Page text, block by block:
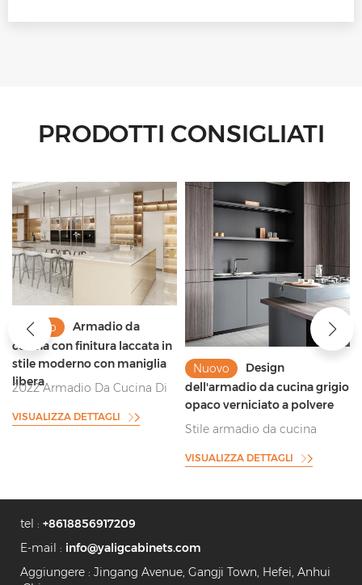
PRODOTTI CONSIGLIATI
Nuovo
Armadio da
cucina con finitura laccata in
stile moderno con maniglia
libera
2022 Armadio Da Cucina Di
Super Bello
VISUALIZZA DETTAGLI
Nuovo
Design
dell'armadio da cucina grigio
opaco verniciato a polvere
Stile armadio da cucina
anti-impronta
VISUALIZZA DETTAGLI
tel : +8618856917209
E-mail : info@yaligcabinets.com
Aggiungere : Jingang Avenue, Gangji Town, Hefei, Anhui